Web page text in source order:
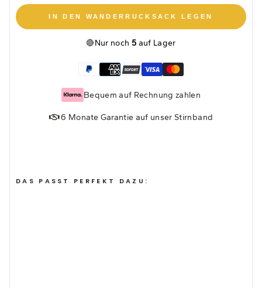
IN DEN WANDERRUCKSACK LEGEN
🔴Nur noch 5 auf Lager
Bequem auf Rechnung zahlen
6 Monate Garantie auf unser Stirnband
DAS PASST PERFEKT DAZU: